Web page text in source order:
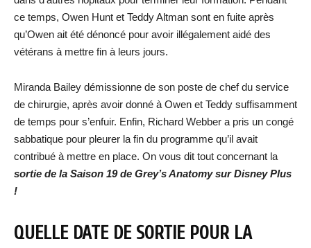
ce temps, Owen Hunt et Teddy Altman sont en fuite après
qu’Owen ait été dénoncé pour avoir illégalement aidé des
vétérans à mettre fin à leurs jours.
Miranda Bailey démissionne de son poste de chef du service
de chirurgie, après avoir donné à Owen et Teddy suffisamment
de temps pour s’enfuir. Enfin, Richard Webber a pris un congé
sabbatique pour pleurer la fin du programme qu’il avait
contribué à mettre en place. On vous dit tout concernant la
sortie de la Saison 19 de Grey’s Anatomy sur Disney Plus
!
QUELLE DATE DE SORTIE POUR LA